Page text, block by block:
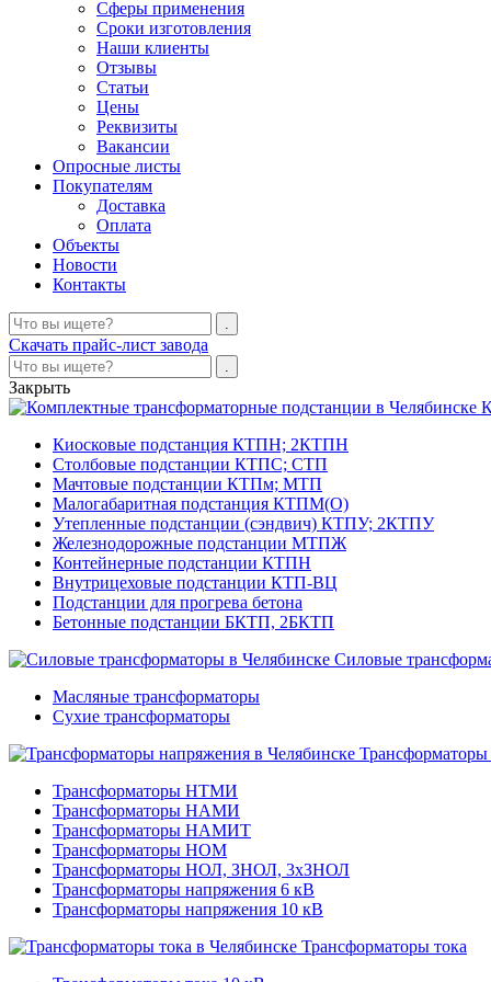
Сферы применения
Сроки изготовления
Наши клиенты
Отзывы
Статьи
Цены
Реквизиты
Вакансии
Опросные листы
Покупателям
Доставка
Оплата
Объекты
Новости
Контакты
Скачать прайс-лист завода
Закрыть
Киосковые подстанция КТПН; 2КТПН
Столбовые подстанции КТПС; СТП
Мачтовые подстанции КТПм; МТП
Малогабаритная подстанция КТПМ(О)
Утепленные подстанции (сэндвич) КТПУ; 2КТПУ
Железнодорожные подстанции МТПЖ
Контейнерные подстанции КТПН
Внутрицеховые подстанции КТП-ВЦ
Подстанции для прогрева бетона
Бетонные подстанции БКТП, 2БКТП
Силовые
Масляные трансформаторы
Сухие трансформаторы
Трансформаторы НТМИ
Трансформаторы НАМИ
Трансформаторы НАМИТ
Трансформаторы НОМ
Трансформаторы НОЛ, ЗНОЛ, 3хЗНОЛ
Трансформаторы напряжения 6 кВ
Трансформаторы напряжения 10 кВ
Трансформаторы тока